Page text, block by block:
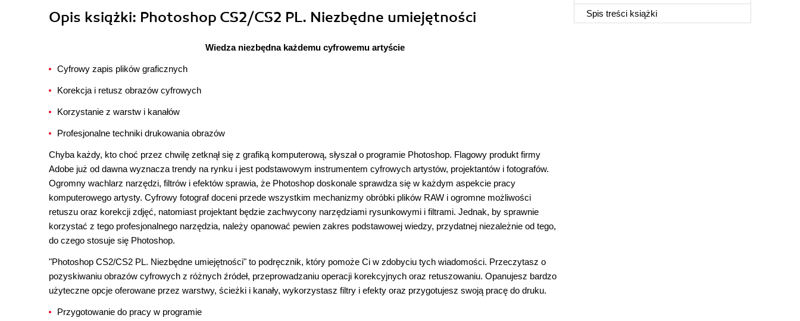
Spis treści książki
Opis książki: Photoshop CS2/CS2 PL. Niezbędne umiejętności
Wiedza niezbędna każdemu cyfrowemu artyście
Cyfrowy zapis plików graficznych
Korekcja i retusz obrazów cyfrowych
Korzystanie z warstw i kanałów
Profesjonalne techniki drukowania obrazów
Chyba każdy, kto choć przez chwilę zetknął się z grafiką komputerową, słyszał o programie Photoshop. Flagowy produkt firmy
Adobe już od dawna wyznacza trendy na rynku i jest podstawowym instrumentem cyfrowych artystów, projektantów i fotografów.
Ogromny wachlarz narzędzi, filtrów i efektów sprawia, że Photoshop doskonale sprawdza się w każdym aspekcie pracy
komputerowego artysty. Cyfrowy fotograf doceni przede wszystkim mechanizmy obróbki plików RAW i ogromne możliwości
retuszu oraz korekcji zdjęć, natomiast projektant będzie zachwycony narzędziami rysunkowymi i filtrami. Jednak, by sprawnie
korzystać z tego profesjonalnego narzędzia, należy opanować pewien zakres podstawowej wiedzy, przydatnej niezależnie od tego,
do czego stosuje się Photoshop.
"Photoshop CS2/CS2 PL. Niezbędne umiejętności" to podręcznik, który pomoże Ci w zdobyciu tych wiadomości. Przeczytasz o
pozyskiwaniu obrazów cyfrowych z różnych źródeł, przeprowadzaniu operacji korekcyjnych oraz retuszowaniu. Opanujesz bardzo
użyteczne opcje oferowane przez warstwy, ścieżki i kanały, wykorzystasz filtry i efekty oraz przygotujesz swoją pracę do druku.
Przygotowanie do pracy w programie